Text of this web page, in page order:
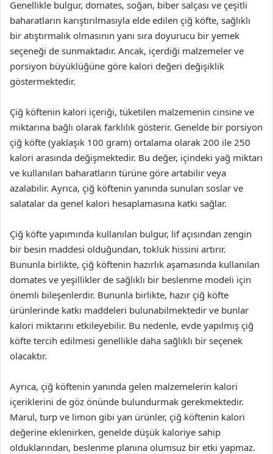
Genellikle bulgur, domates, soğan, biber salçası ve çeşitli
baharatların karıştırılmasıyla elde edilen çiğ köfte, sağlıklı
bir atıştırmalık olmasının yanı sıra doyurucu bir yemek
seçeneği de sunmaktadır. Ancak, içerdiği malzemeler ve
porsiyon büyüklüğüne göre kalori değeri değişiklik
göstermektedir.
Çiğ köftenin kalori içeriği, tüketilen malzemenin cinsine ve
miktarına bağlı olarak farklılık gösterir. Genelde bir porsiyon
çiğ köfte (yaklaşık 100 gram) ortalama olarak 200 ile 250
kalori arasında değişmektedir. Bu değer, içindeki yağ miktarı
ve kullanılan baharatların türüne göre artabilir veya
azalabilir. Ayrıca, çiğ köftenin yanında sunulan soslar ve
salatalar da genel kalori hesaplamasına katkı sağlar.
Çiğ köfte yapımında kullanılan bulgur, lif açısından zengin
bir besin maddesi olduğundan, tokluk hissini artırır.
Bununla birlikte, çiğ köftenin hazırlık aşamasında kullanılan
domates ve yeşillikler de sağlıklı bir beslenme modeli için
önemli bileşenlerdir. Bununla birlikte, hazır çiğ köfte
ürünlerinde katkı maddeleri bulunabilmektedir ve bunlar
kalori miktarını etkileyebilir. Bu nedenle, evde yapılmış çiğ
köfte tercih edilmesi genellikle daha sağlıklı bir seçenek
olacaktır.
Ayrıca, çiğ köftenin yanında gelen malzemelerin kalori
içeriklerini de göz önünde bulundurmak gerekmektedir.
Marul, turp ve limon gibi yan ürünler, çiğ köftenin kalori
değerine eklenirken, genelde düşük kaloriye sahip
olduklarından, beslenme planına olumsuz bir etki yapmaz.